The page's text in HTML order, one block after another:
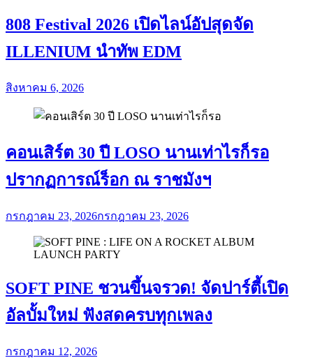
808 Festival 2026 เปิดไลน์อัปสุดจัด
ILLENIUM นำทัพ EDM
สิงหาคม 6, 2026
คอนเสิร์ต 30 ปี LOSO นานเท่าไรก็รอ
ปรากฏการณ์ร็อก ณ ราชมังฯ
กรกฎาคม 23, 2026กรกฎาคม 23, 2026
SOFT PINE ชวนขึ้นจรวด! จัดปาร์ตี้เปิด
อัลบั้มใหม่ ฟังสดครบทุกเพลง
กรกฎาคม 12, 2026